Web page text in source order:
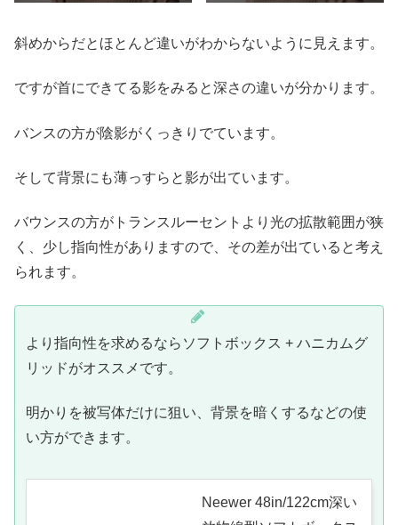
斜めからだとほとんど違いがわからないように見えます。
ですが首にできてる影をみると深さの違いが分かります。
バンスの方が陰影がくっきりでています。
そして背景にも薄っすらと影が出ています。
バウンスの方がトランスルーセントより光の拡散範囲が狭
く、少し指向性がありますので、その差が出ていると考え
られます。
より指向性を求めるならソフトボックス + ハニカムグ
リッドがオススメです。
明かりを被写体だけに狙い、背景を暗くするなどの使
い方ができます。
Neewer 48in/122cm深い